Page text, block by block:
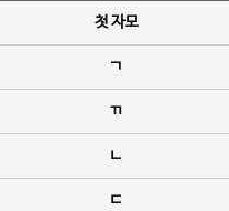
첫 자모
ㄱ
ㄲ
ㄴ
ㄷ